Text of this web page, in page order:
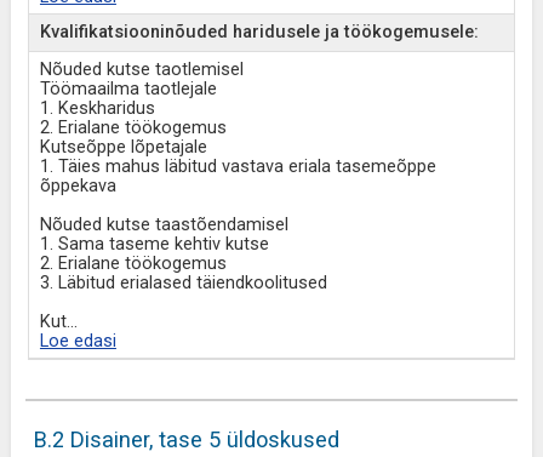
Kvalifikatsiooninõuded haridusele ja töökogemusele:
Nõuded kutse taotlemisel
Töömaailma taotlejale
1. Keskharidus
2. Erialane töökogemus
Kutseõppe lõpetajale
1. Täies mahus läbitud vastava eriala tasemeõppe
õppekava
Nõuded kutse taastõendamisel
1. Sama taseme kehtiv kutse
2. Erialane töökogemus
3. Läbitud erialased täiendkoolitused
Kut...
Loe edasi
B.2 Disainer, tase 5 üldoskused